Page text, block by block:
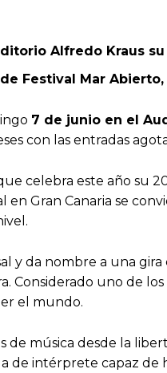
Alfredo Kraus
Festival Mar
7 de junio en el
con las entradas
celebra este año su
Gran Canaria se
y da nombre a una
uno de
el mundo.
de música desde la
intérprete capaz de